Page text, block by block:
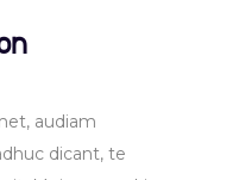
audiam
dicant, te